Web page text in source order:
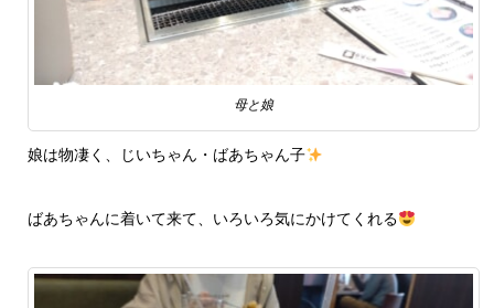
母と娘
娘は物凄く、じいちゃん・ばあちゃん子
ばあちゃんに着いて来て、いろいろ気にかけてくれる